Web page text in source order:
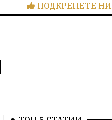
ПОДКРЕПЕТЕ НИ